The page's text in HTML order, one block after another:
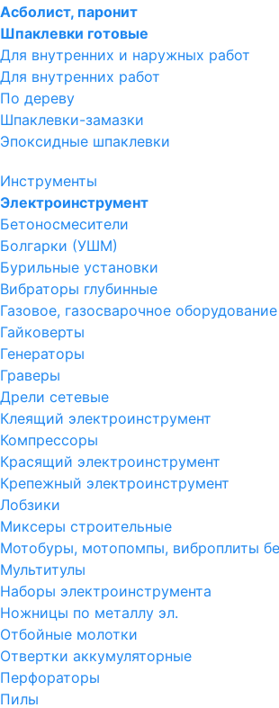
Асболист, паронит
Шпаклевки готовые
Для внутренних и наружных работ
Для внутренних работ
По дереву
Шпаклевки-замазки
Эпоксидные шпаклевки
Инструменты
Электроинструмент
Бетоносмесители
Болгарки (УШМ)
Бурильные установки
Вибраторы глубинные
Газовое, газосварочное оборудование
Гайковерты
Генераторы
Граверы
Дрели сетевые
Клеящий электроинструмент
Компрессоры
Красящий электроинструмент
Крепежный электроинструмент
Лобзики
Миксеры строительные
Мотобуры, мотопомпы, виброплиты
Мультитулы
Наборы электроинструмента
Ножницы по металлу эл.
Отбойные молотки
Отвертки аккумуляторные
Перфораторы
Пилы